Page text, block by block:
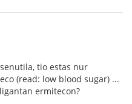
tio estas nur
(read: low blood sugar) ...
ermitecon?